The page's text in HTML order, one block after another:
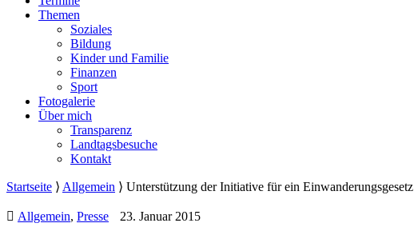
Themen
Soziales
Bildung
Kinder und Familie
Finanzen
Sport
Fotogalerie
Über mich
Transparenz
Landtagsbesuche
Kontakt
Startseite ⟩ Allgemein ⟩ Unterstützung der Initiative für ein Einwanderungsgesetz
Allgemein, Presse 23. Januar 2015